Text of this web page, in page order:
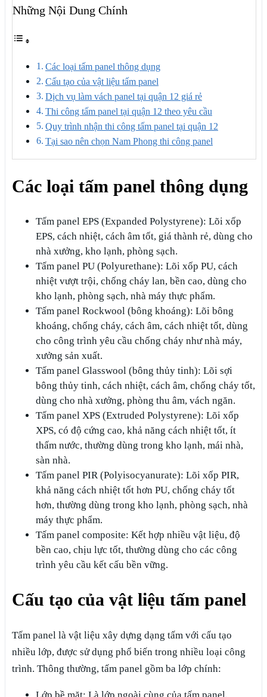
Những Nội Dung Chính
Các loại tấm panel thông dụng
Cấu tạo của vật liệu tấm panel
Dịch vụ làm vách panel tại quận 12 giá rẻ
Thi công tấm panel tại quận 12 theo yêu cầu
Quy trình nhận thi công tấm panel tại quận 12
Tại sao nên chọn Nam Phong thi công panel
Các loại tấm panel thông dụng
Tấm panel EPS (Expanded Polystyrene): Lõi xốp
EPS, cách nhiệt, cách âm tốt, giá thành rẻ, dùng cho
nhà xưởng, kho lạnh, phòng sạch.
Tấm panel PU (Polyurethane): Lõi xốp PU, cách
nhiệt vượt trội, chống cháy lan, bền cao, dùng cho
kho lạnh, phòng sạch, nhà máy thực phẩm.
Tấm panel Rockwool (bông khoáng): Lõi bông
khoáng, chống cháy, cách âm, cách nhiệt tốt, dùng
cho công trình yêu cầu chống cháy như nhà máy,
xưởng sản xuất.
Tấm panel Glasswool (bông thủy tinh): Lõi sợi
bông thủy tinh, cách nhiệt, cách âm, chống cháy tốt,
dùng cho nhà xưởng, phòng thu âm, vách ngăn.
Tấm panel XPS (Extruded Polystyrene): Lõi xốp
XPS, có độ cứng cao, khả năng cách nhiệt tốt, ít
thấm nước, thường dùng trong kho lạnh, mái nhà,
sàn nhà.
Tấm panel PIR (Polyisocyanurate): Lõi xốp PIR,
khả năng cách nhiệt tốt hơn PU, chống cháy tốt
hơn, thường dùng trong kho lạnh, phòng sạch, nhà
máy thực phẩm.
Tấm panel composite: Kết hợp nhiều vật liệu, độ
bền cao, chịu lực tốt, thường dùng cho các công
trình yêu cầu kết cấu bền vững.
Cấu tạo của vật liệu tấm panel
Tấm panel là vật liệu xây dựng dạng tấm với cấu tạo
nhiều lớp, được sử dụng phổ biến trong nhiều loại công
trình. Thông thường, tấm panel gồm ba lớp chính:
Lớp bề mặt: Là lớp ngoài cùng của tấm panel,